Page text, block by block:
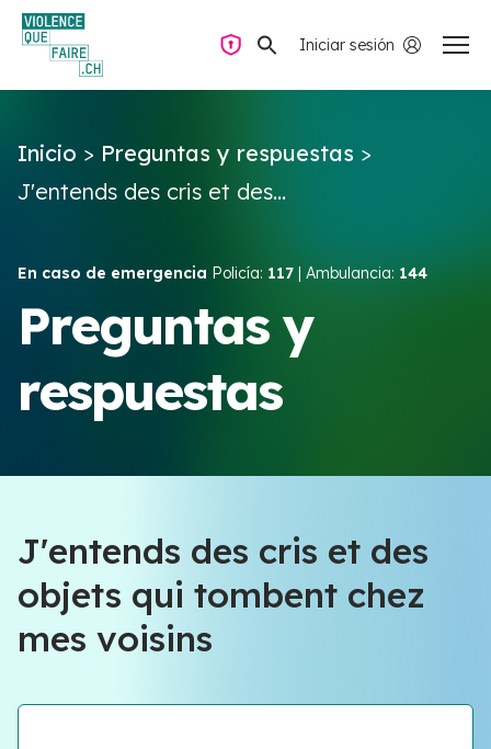
Iniciar sesión
Preguntas y respuestas
Violencia de pareja
Recursos y campañas
Navegación privada
Inicio > Preguntas y respuestas >
J'entends des cris et des...
En caso de emergencia Policía: 117 | Ambulancia: 144
Preguntas y
respuestas
J'entends des cris et des
objets qui tombent chez
mes voisins